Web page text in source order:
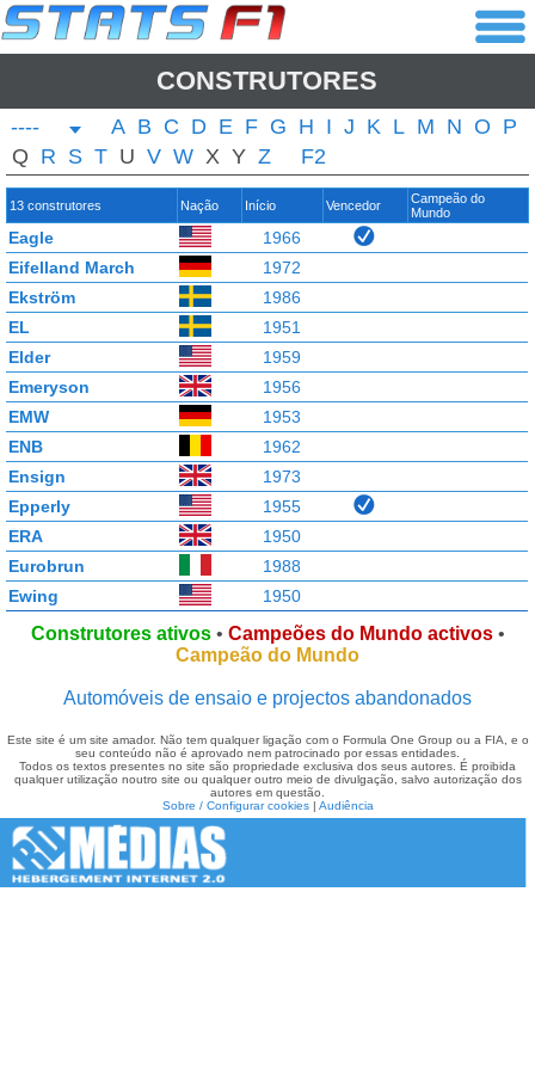
CONSTRUTORES
---- A B C D E F G H I J K L M N O P
Q R S T U V W X Y Z F2
13 construtores Nação Início Vencedor
Campeão do
Mundo
Eagle
1966
Eifelland March
1972
Ekström
1986
EL
1951
Elder
1959
Emeryson
1956
EMW
1953
ENB
1962
Ensign
1973
Epperly
1955
ERA
1950
Eurobrun
1988
Ewing
1950
Construtores ativos• Campeões do Mundo activos•
Campeão do Mundo
Automóveis de ensaio e projectos abandonados
Este site é um site amador. Não tem qualquer ligação com o Formula One Group ou a FIA, e o
seu conteúdo não é aprovado nem patrocinado por essas entidades.
Todos os textos presentes no site são propriedade exclusiva dos seus autores. É proibida
qualquer utilização noutro site ou qualquer outro meio de divulgação, salvo autorização dos
autores em questão.
Sobre / Configurar cookies| Audiência